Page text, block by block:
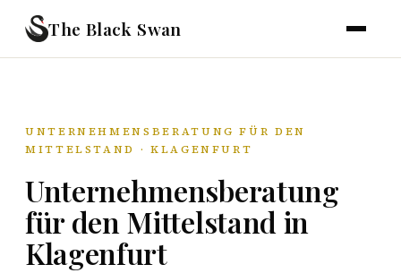
The Black Swan
UNTERNEHMENSBERATUNG FÜR DEN
MITTELSTAND · KLAGENFURT
Unternehmensberatung
für den Mittelstand in
Klagenfurt